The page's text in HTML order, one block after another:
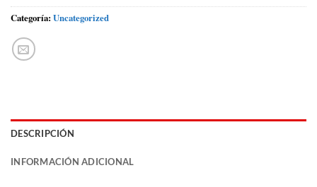
Categoría: Uncategorized
DESCRIPCIÓN
INFORMACIÓN ADICIONAL